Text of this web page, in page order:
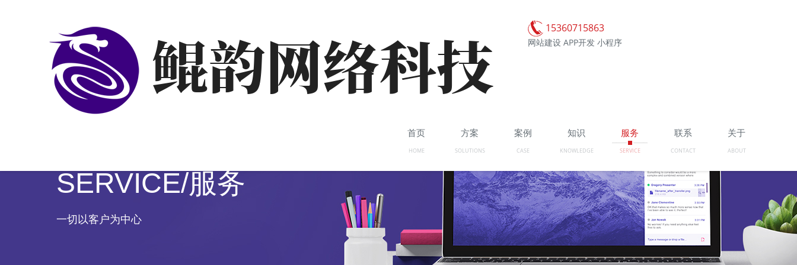
15360715863
网站建设 APP开发 小程序
首页
HOME
方案
SOLUTIONS
案例
CASE
知识
KNOWLEDGE
服务
SERVICE
联系
CONTACT
关于
ABOUT
SERVICE/服务
一切以客户为中心